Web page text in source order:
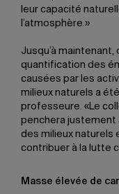
leur capacité
l’atmosphère.»
Jusqu’à maintenant,
quantification des
causées par les
milieux naturels a
professeure. «Le
penchera justement
des milieux naturels
contribuer à la lutte
Masse élevée de